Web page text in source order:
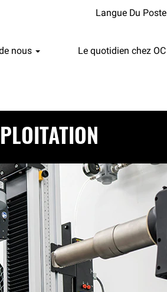
Langue Du Poste
nous Le quotidien chez OC